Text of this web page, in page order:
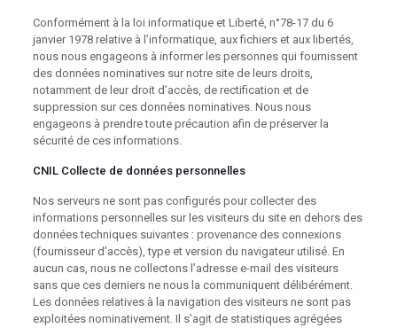
Conformément à la loi informatique et Liberté, n°78-17 du 6
janvier 1978 relative à l’informatique, aux fichiers et aux libertés,
nous nous engageons à informer les personnes qui fournissent
des données nominatives sur notre site de leurs droits,
notamment de leur droit d’accès, de rectification et de
suppression sur ces données nominatives. Nous nous
engageons à prendre toute précaution afin de préserver la
sécurité de ces informations.
CNIL Collecte de données personnelles
Nos serveurs ne sont pas configurés pour collecter des
informations personnelles sur les visiteurs du site en dehors des
données techniques suivantes : provenance des connexions
(fournisseur d’accès), type et version du navigateur utilisé. En
aucun cas, nous ne collectons l’adresse e-mail des visiteurs
sans que ces derniers ne nous la communiquent délibérément.
Les données relatives à la navigation des visiteurs ne sont pas
exploitées nominativement. Il s’agit de statistiques agrégées